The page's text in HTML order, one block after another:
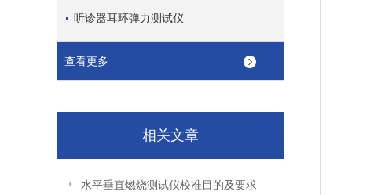
听诊器耳环弹力测试仪
查看更多
相关文章
水平垂直燃烧测试仪校准目的及要求